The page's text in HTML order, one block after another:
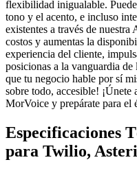
flexibilidad inigualable.
tono y el acento, e incluso
existentes a través de
costos y aumentas la
experiencia del cliente,
posicionas a la vanguardia
que tu negocio hable por sí
sobre todo, accesible!
MorVoice y prepárate para el
Especificaciones
para Twilio,